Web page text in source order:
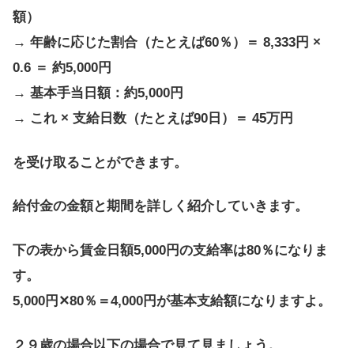
額）
→ 年齢に応じた割合（たとえば60％）＝ 8,333円 ×
0.6 ＝ 約5,000円
→ 基本手当日額：約5,000円
→ これ × 支給日数（たとえば90日）＝ 45万円
を受け取ることができます。
給付金の金額と期間を詳しく紹介していきます。
下の表から賃金日額5,000円の支給率は80％になりま
す。
5,000円✕80％＝4,000円が基本支給額になりますよ。